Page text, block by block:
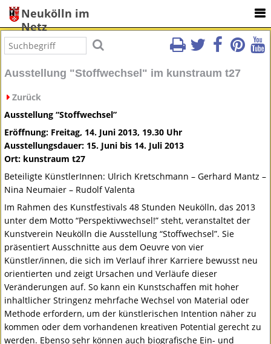
Neukölln im
Netz
Ausstellung "Stoffwechsel" im kunstraum t27
Zurück
Ausstellung “Stoffwechsel”
Eröffnung: Freitag, 14. Juni 2013, 19.30 Uhr
Ausstellungsdauer: 15. Juni bis 14. Juli 2013
Ort: kunstraum t27
Beteiligte KünstlerInnen: Ulrich Kretschmann – Gerhard Mantz –
Nina Neumaier – Rudolf Valenta
Im Rahmen des Kunstfestivals 48 Stunden Neukölln, das 2013
unter dem Motto “Perspektivwechsel!” steht, veranstaltet der
Kunstverein Neukölln die Ausstellung “Stoffwechsel”. Sie
präsentiert Ausschnitte aus dem Oeuvre von vier
Künstler/innen, die sich im Verlauf ihrer Karriere bewusst neu
orientierten und zeigt Ursachen und Verläufe dieser
Veränderungen auf. So kann ein Kunstschaffen mit hoher
inhaltlicher Stringenz mehrfache Wechsel von Material oder
Methode erfordern, um der künstlerischen Intention näher zu
kommen oder dem vorhandenen kreativen Potential gerecht zu
werden. Ebenso sehr können auch biografische Ein- und